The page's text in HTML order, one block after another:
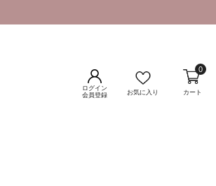
ログイン
会員登録
お気に入り カート
0